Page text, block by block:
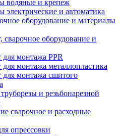
водяные и крепеж
электрические и автоматика
оборудование и материалы
сварочное оборудование и
монтажа PPR
монтажа металлопластика
для монтажа сшитого
и резьбонарезной
сварочное и расходные
опрессовки